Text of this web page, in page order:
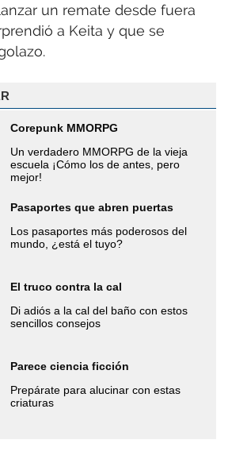
un remate desde fuera
a Keita y que se
Corepunk MMORPG
Un verdadero MMORPG de la vieja
escuela ¡Cómo los de antes, pero
mejor!
Pasaportes que abren puertas
Los pasaportes más poderosos del
mundo, ¿está el tuyo?
El truco contra la cal
Di adiós a la cal del baño con estos
sencillos consejos
Parece ciencia ficción
Prepárate para alucinar con estas
criaturas